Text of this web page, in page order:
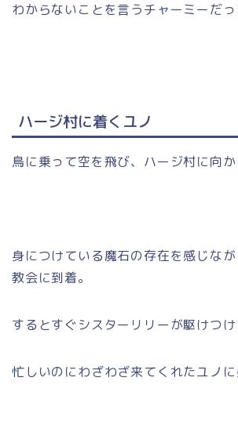
わからないことを言うチャーミーだ
ハージ村に着くユノ
鳥に乗って空を飛び、ハージ村に向か
身につけている魔石の存在を感じな
教会に到着。
するとすぐシスターリリーが駆けつけ
忙しいのにわざわざ来てくれたユノに